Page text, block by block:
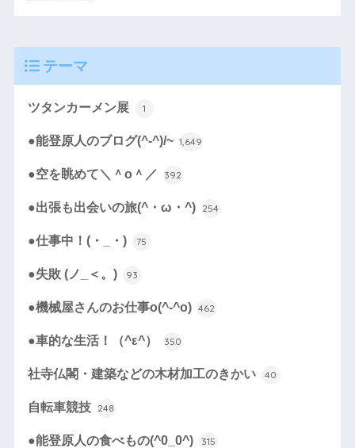
テーマ
ツタンカーメン展 1
●能登原人のブログ(^-^)/~ 1,649
●空を眺めて＼＾o＾／ 392
●出張も出会いの旅(^・ω・^) 254
●仕事中！(・_・) 75
●失敗 (ノ_＜。) 93
●機械屋さんのお仕事o(^-^o) 462
●車的な生活！（^ε^） 350
社寺仏閣・建築などの木材加工のきかい 40
自転車競技 248
●能登原人の食べもの(^0_0^) 315